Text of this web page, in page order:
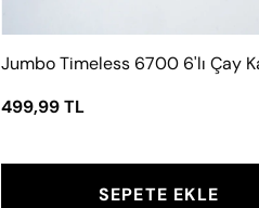
499,99 TL
SEPETE EKLE